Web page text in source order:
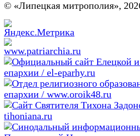
© «Липецкая митрополия»,